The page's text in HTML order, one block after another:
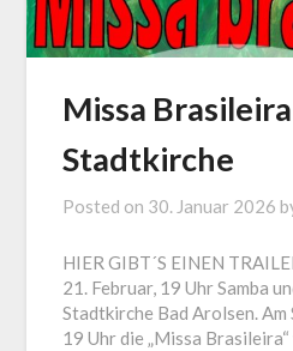
Missa
Stadtkirche
Posted on 30. Januar 2026
HIER GIBT´S EINEN
21. Februar, 19 Uhr Samba
Stadtkirche Bad Arolsen. Am
19 Uhr die „Missa